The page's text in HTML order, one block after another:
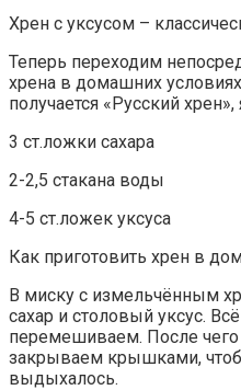
Хрен с уксусом –
Теперь переходим
хрена в домашних
получается «Русский
3 ст.ложки сахара
2-2,5 стакана воды
4-5 ст.ложек уксуса
Как приготовить хрен в
В миску с измельчённым
сахар и столовый уксус.
перемешиваем. После
закрываем крышками,
выдыхалось.